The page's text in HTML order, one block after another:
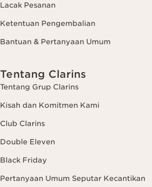
Lacak Pesanan
Ketentuan Pengembalian
Bantuan & Pertanyaan Umum
Tentang Clarins
Tentang Grup Clarins
Kisah dan Komitmen Kami
Club Clarins
Double Eleven
Black Friday
Pertanyaan Umum Seputar Kecantikan